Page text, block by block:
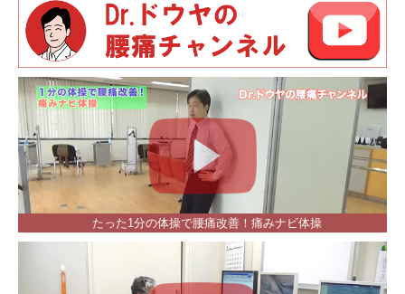
たった1分の体操で腰痛改善！痛みナビ体操